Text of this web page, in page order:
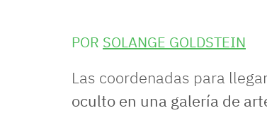
POR SOLANGE GOLDSTEIN
Las coordenadas para
oculto en una galería de